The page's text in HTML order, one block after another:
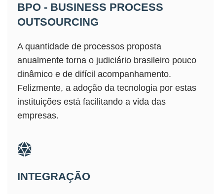
BPO - BUSINESS PROCESS
OUTSOURCING
A quantidade de processos proposta
anualmente torna o judiciário brasileiro pouco
dinâmico e de difícil acompanhamento.
Felizmente, a adoção da tecnologia por estas
instituições está facilitando a vida das
empresas.
INTEGRAÇÃO